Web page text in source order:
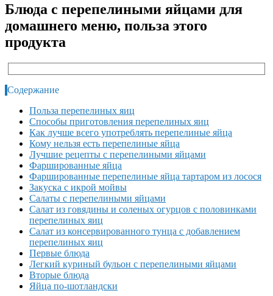
Блюда с перепелиными яйцами для
домашнего меню, польза этого
продукта
Содержание
Польза перепелиных яиц
Способы приготовления перепелиных яиц
Как лучше всего употреблять перепелиные яйца
Кому нельзя есть перепелиные яйца
Лучшие рецепты с перепелиными яйцами
Фаршированные яйца
Фаршированные перепелиные яйца тартаром из лосося
Закуска с икрой мойвы
Салаты с перепелиными яйцами
Салат из говядины и соленых огурцов с половинками
перепелиных яиц
Салат из консервированного тунца с добавлением
перепелиных яиц
Первые блюда
Легкий куриный бульон с перепелиными яйцами
Вторые блюда
Яйца по-шотландски